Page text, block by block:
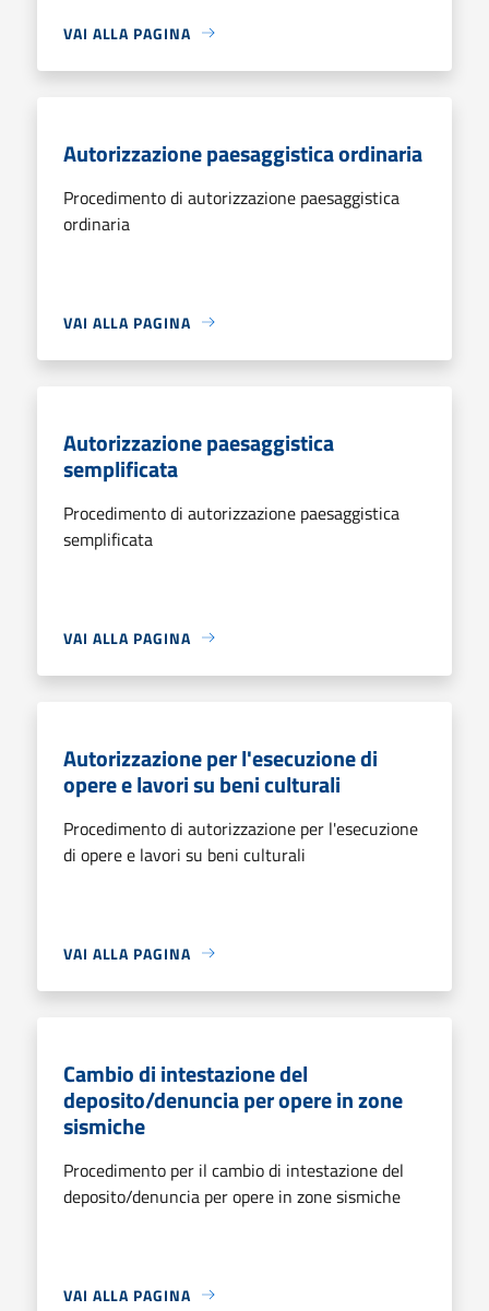
VAI ALLA PAGINA
Autorizzazione paesaggistica ordinaria
Procedimento di autorizzazione paesaggistica
ordinaria
VAI ALLA PAGINA
Autorizzazione paesaggistica
semplificata
Procedimento di autorizzazione paesaggistica
semplificata
VAI ALLA PAGINA
Autorizzazione per l'esecuzione di
opere e lavori su beni culturali
Procedimento di autorizzazione per l'esecuzione
di opere e lavori su beni culturali
VAI ALLA PAGINA
Cambio di intestazione del
deposito/denuncia per opere in zone
sismiche
Procedimento per il cambio di intestazione del
deposito/denuncia per opere in zone sismiche
VAI ALLA PAGINA